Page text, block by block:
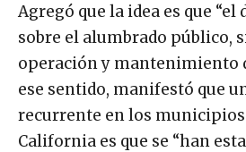
Agregó que la idea es que “el
sobre el alumbrado público,
operación y mantenimiento
ese sentido, manifestó que
recurrente en los municipios
California es que se “han